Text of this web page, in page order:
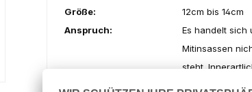
Größe:
12cm bis 14cm
Anspruch:
Es handelt sich
Mitinsassen
steht.
Versteckplätze